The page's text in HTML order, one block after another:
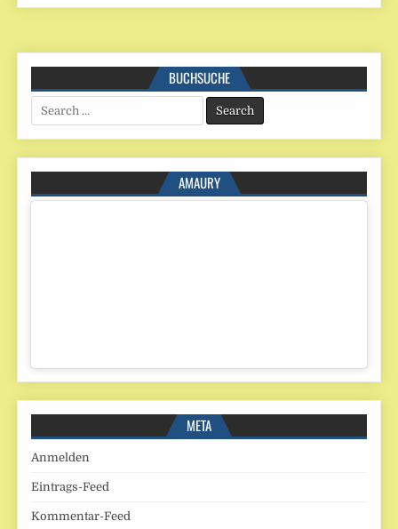
BUCHSUCHE
Search
for:
AMAURY
META
Anmelden
Eintrags-Feed
Kommentar-Feed